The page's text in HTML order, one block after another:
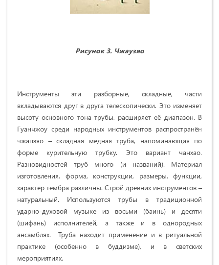
Рисунок 3. Чжаузяо
Инструменты эти разборные, складные, части
вкладываются друг в друга телескопически. Это изменяет
высоту основного тона трубы, расширяет её диапазон. В
Гуанчжоу среди народных инструментов распространён
чжацзяо – складная медная труба, напоминающая по
форме курительную трубку. Это вариант чанхао.
Разновидностей труб много (и названий). Материал
изготовления, форма, конструкции, размеры, функции,
характер тембра различны. Строй древних инструментов –
натуральный. Используются трубы в традиционной
ударно-духовой музыке из восьми (баинь) и десяти
(шифань) исполнителей, а также и в однородных
ансамблях. Труба находит применение и в ритуальной
практике (особенно в буддизме), и в светских
мероприятиях.